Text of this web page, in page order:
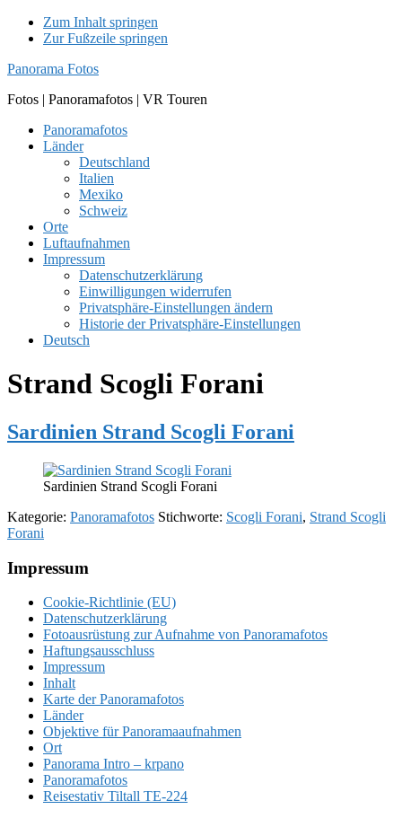
Zum Inhalt springen
Zur Fußzeile springen
Panorama Fotos
Fotos | Panoramafotos | VR Touren
Panoramafotos
Länder
Deutschland
Italien
Mexiko
Schweiz
Orte
Luftaufnahmen
Impressum
Datenschutzerklärung
Einwilligungen widerrufen
Privatsphäre-Einstellungen ändern
Historie der Privatsphäre-Einstellungen
Deutsch
Strand Scogli Forani
Sardinien Strand Scogli Forani
Sardinien Strand Scogli Forani
Kategorie: Panoramafotos Stichworte: Scogli Forani, Strand Scogli
Forani
Footer
Impressum
Cookie-Richtlinie (EU)
Datenschutzerklärung
Fotoausrüstung zur Aufnahme von Panoramafotos
Haftungsausschluss
Impressum
Inhalt
Karte der Panoramafotos
Länder
Objektive für Panoramaaufnahmen
Ort
Panorama Intro – krpano
Panoramafotos
Reisestativ Tiltall TE-224